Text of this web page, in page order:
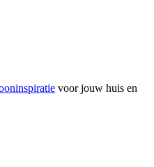
voor jouw huis en